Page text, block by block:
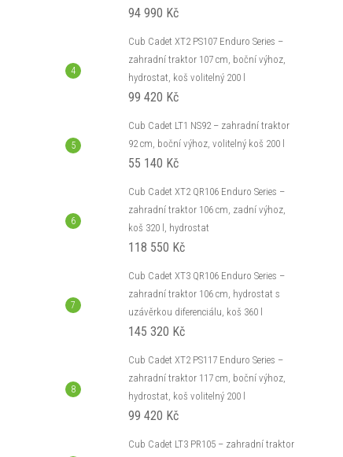
94 990 Kč
Cub Cadet XT2 PS107 Enduro Series –
zahradní traktor 107 cm, boční výhoz,
hydrostat, koš volitelný 200 l
99 420 Kč
Cub Cadet LT1 NS92 – zahradní traktor
92 cm, boční výhoz, volitelný koš 200 l
55 140 Kč
Cub Cadet XT2 QR106 Enduro Series –
zahradní traktor 106 cm, zadní výhoz,
koš 320 l, hydrostat
118 550 Kč
Cub Cadet XT3 QR106 Enduro Series –
zahradní traktor 106 cm, hydrostat s
uzávěrkou diferenciálu, koš 360 l
145 320 Kč
Cub Cadet XT2 PS117 Enduro Series –
zahradní traktor 117 cm, boční výhoz,
hydrostat, koš volitelný 200 l
99 420 Kč
Cub Cadet LT3 PR105 – zahradní traktor